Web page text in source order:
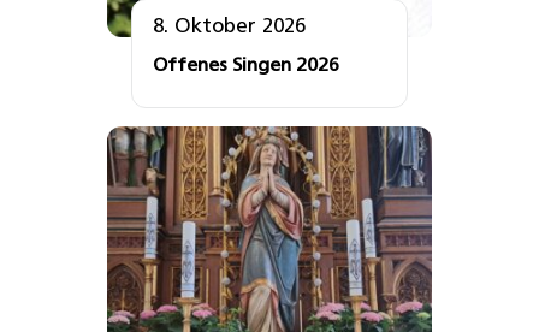
8. Oktober 2026
Offenes Singen 2026